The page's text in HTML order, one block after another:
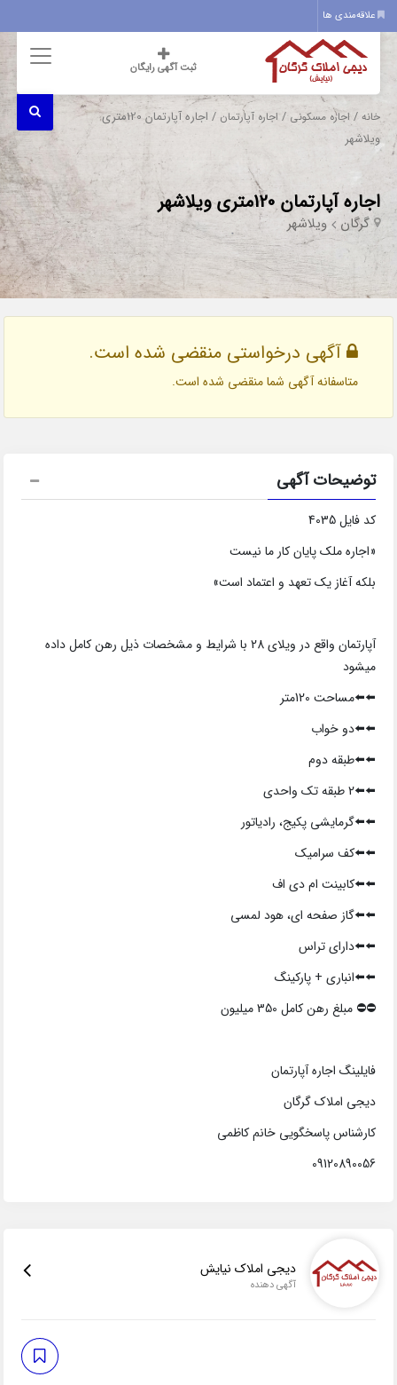
علاقه‌مندی ها
ثبت آگهی رایگان
خانه /اجاره مسکونی/ اجاره آپارتمان
/ اجاره آپارتمان 120متری
ویلاشهر
اجاره آپارتمان 120متری ویلاشهر
گرگان ویلاشهر
آگهی درخواستی منقضی شده است.
متاسفانه آگهی شما منقضی شده است.
توضیحات آگهی
کد فایل 4035
«اجاره ملک پایان کار ما نیست
بلکه آغاز یک تعهد و اعتماد است»
آپارتمان واقع در ویلای 28 با شرایط و مشخصات ذیل رهن کامل داده
میشود
⬅️⬅️مساحت 120متر
⬅️⬅️دو خواب
⬅️⬅️طبقه دوم
⬅️⬅️2 طبقه تک واحدی
⬅️⬅️گرمایشی پکیج، رادیاتور
⬅️⬅️کف سرامیک
⬅️⬅️کابینت ام دی اف
⬅️⬅️گاز صفحه ای، هود لمسی
⬅️⬅️دارای تراس
⬅️⬅️انباری + پارکینگ
⛔️⛔️ مبلغ رهن کامل 350 میلیون
فایلینگ اجاره آپارتمان
دیجی املاک گرگان
کارشناس پاسخگویی خانم کاظمی
09120890056
دیجی املاک نیایش
آگهی دهنده